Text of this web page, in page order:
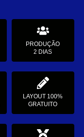
PRODUÇÃO
2 DIAS
LAYOUT 100%
GRATUITO